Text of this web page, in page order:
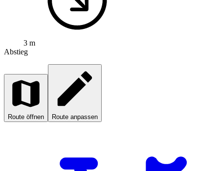
3 m
Abstieg
Route öffnen Route anpassen